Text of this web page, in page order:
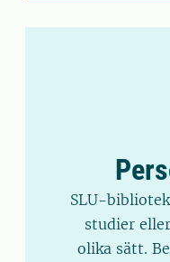
SLU-
studier
olika sätt.